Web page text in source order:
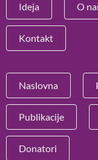
Ideja O
Kontakt
Naslovna
Publikacije
Donatori